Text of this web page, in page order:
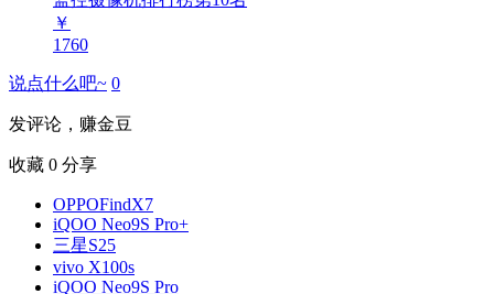
￥
1760
说点什么吧~ 0
发评论，赚金豆
收藏 0 分享
OPPOFindX7
iQOO Neo9S Pro+
三星S25
vivo X100s
iQOO Neo9S Pro